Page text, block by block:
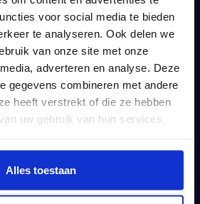
voor social media te bieden
te analyseren. Ook delen we
van onze site met onze
adverteren en analyse. Deze
gegevens combineren met andere
heeft verstrekt of die ze hebben
uw gebruik van hun services.
Alles toestaan
complete
Vergelijk nu